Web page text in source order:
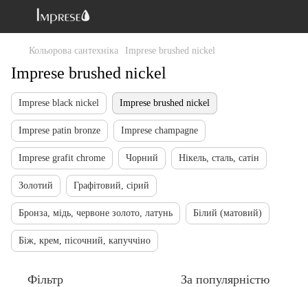
Кольорова сантехніка Imprese brushed nickel
Imprese brushed nickel
Imprese black nickel Imprese brushed nickel
Imprese patin bronze Imprese champagne
Imprese grafit chrome Чорний Нікель, сталь, сатін
Золотий Графітовий, сірий
Бронза, мідь, червоне золото, латунь Білий (матовий)
Біж, крем, пісочний, капуччіно
Фільтр За популярністю